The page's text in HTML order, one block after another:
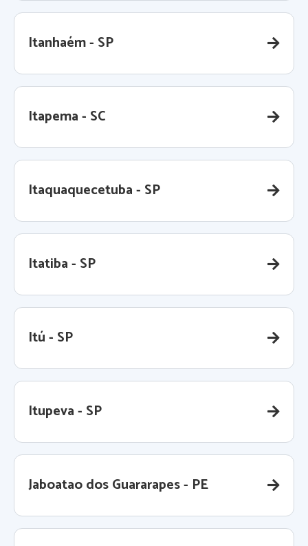
Itanhaém - SP
Itapema - SC
Itaquaquecetuba - SP
Itatiba - SP
Itú - SP
Itupeva - SP
Jaboatao dos Guararapes - PE